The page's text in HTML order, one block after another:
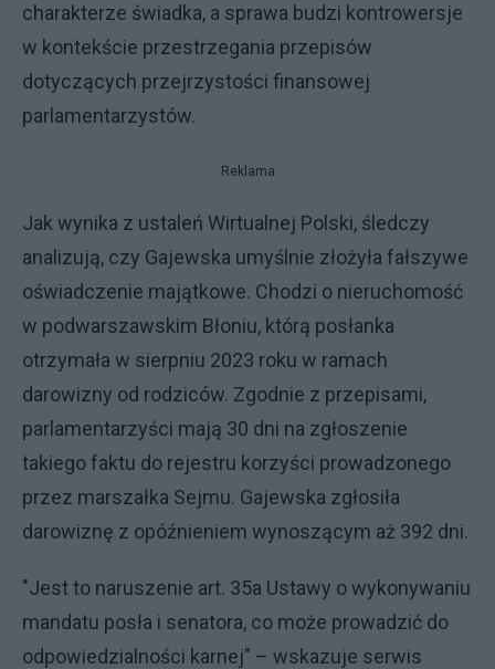
charakterze świadka, a sprawa budzi kontrowersje
w kontekście przestrzegania przepisów
dotyczących przejrzystości finansowej
parlamentarzystów.
Reklama
Jak wynika z ustaleń Wirtualnej Polski, śledczy
analizują, czy Gajewska umyślnie złożyła fałszywe
oświadczenie majątkowe. Chodzi o nieruchomość
w podwarszawskim Błoniu, którą posłanka
otrzymała w sierpniu 2023 roku w ramach
darowizny od rodziców. Zgodnie z przepisami,
parlamentarzyści mają 30 dni na zgłoszenie
takiego faktu do rejestru korzyści prowadzonego
przez marszałka Sejmu. Gajewska zgłosiła
darowiznę z opóźnieniem wynoszącym aż 392 dni.
"Jest to naruszenie art. 35a Ustawy o wykonywaniu
mandatu posła i senatora, co może prowadzić do
odpowiedzialności karnej" – wskazuje serwis